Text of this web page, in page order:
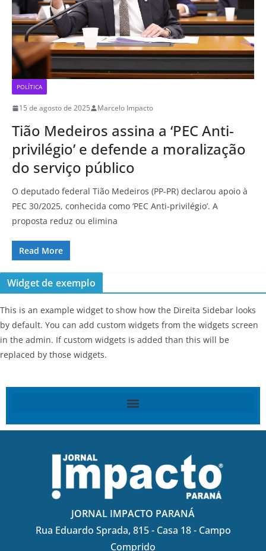
POLÍTICA
15 de agosto de 2025 Marcelo Impacto
Tião Medeiros assina a ‘PEC Anti-
privilégio’ e defende a moralização
do serviço público
O deputado federal Tião Medeiros (PP-PR) declarou apoio à
PEC 30/2025, conhecida como ‘PEC Anti-privilégio’. A
proposta reduz ou elimina
Read More
Widget de exemplo
This is an example widget to show how the Direita Sidebar looks
by default. You can add custom widgets from the widgets screen
in the admin. If custom widgets is added than this will be
replaced by those widgets.
JORNAL IMPACTO PARANÁ
Rua Eduardo Sprada, 815 - Casa 18 - Campo
Comprido